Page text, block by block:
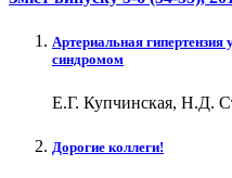
Артериальная гипертензия
синдромом
Е.Г. Купчинская, Н.Д.
Дорогие коллеги!